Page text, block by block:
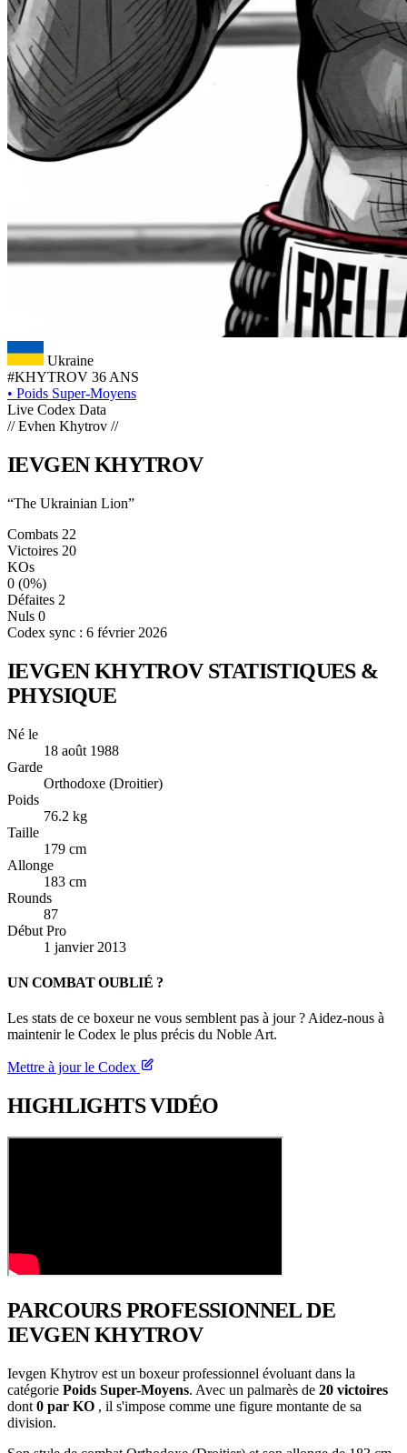
Ukraine
#KHYTROV 36 ANS
• Poids Super-Moyens
Live Codex Data
// Evhen Khytrov //
IEVGENKHYTROV
“The Ukrainian Lion”
Combats 22
Victoires 20
KOs
0 (0%)
Défaites 2
Nuls 0
Codex sync : 6 février 2026
IEVGEN KHYTROV STATISTIQUES &
PHYSIQUE
Né le
18 août 1988
Garde
Orthodoxe (Droitier)
Poids
76.2 kg
Taille
179 cm
Allonge
183 cm
Rounds
87
Début Pro
1 janvier 2013
UN COMBAT OUBLIÉ ?
Les stats de ce boxeur ne vous semblent pas à jour ? Aidez-nous à
maintenir le Codex le plus précis du Noble Art.
Mettre à jour le Codex
HIGHLIGHTSVIDÉO
PARCOURS PROFESSIONNELDE
IEVGEN KHYTROV
Ievgen Khytrov est un boxeur professionnel évoluant dans la
catégorie Poids Super-Moyens. Avec un palmarès de 20 victoires
dont 0 par KO , il s'impose comme une figure montante de sa
division.